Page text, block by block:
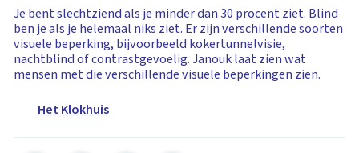
Je bent slechtziend als je minder dan 30 procent ziet. Blind
ben je als je helemaal niks ziet. Er zijn verschillende soorten
visuele beperking, bijvoorbeeld kokertunnelvisie,
nachtblind of contrastgevoelig. Janouk laat zien wat
mensen met die verschillende visuele beperkingen zien.
Het Klokhuis